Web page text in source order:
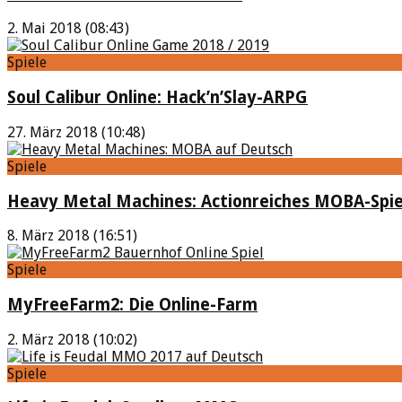
2. Mai 2018 (08:43)
Spiele
Soul Calibur Online: Hack’n’Slay-ARPG
27. März 2018 (10:48)
Spiele
Heavy Metal Machines: Actionreiches MOBA-
8. März 2018 (16:51)
Spiele
MyFreeFarm2: Die Online-Farm
2. März 2018 (10:02)
Spiele